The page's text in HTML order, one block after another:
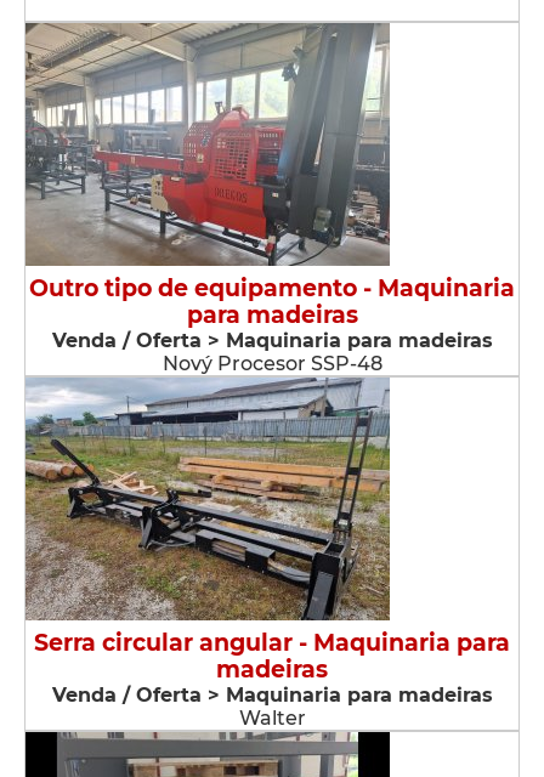
Outro tipo de equipamento - Maquinaria
para madeiras
Venda / Oferta > Maquinaria para madeiras
Nový Procesor SSP-48
Serra circular angular - Maquinaria para
madeiras
Venda / Oferta > Maquinaria para madeiras
Walter